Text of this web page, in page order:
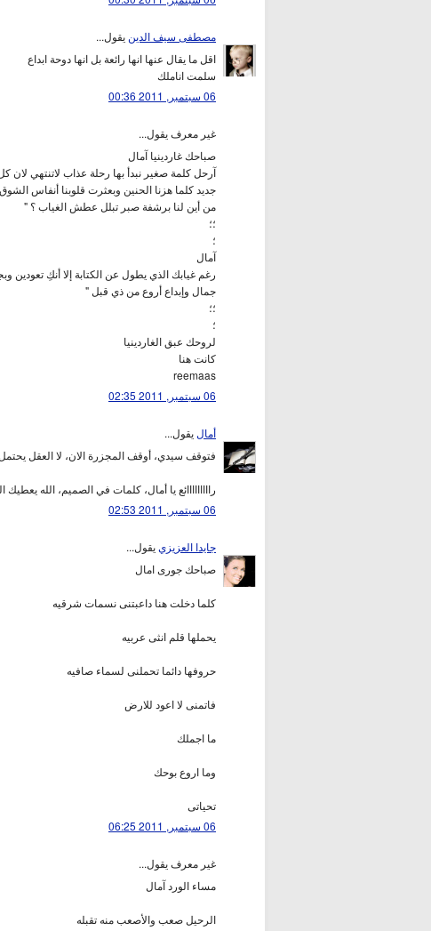
مصطفى سيف الدين يقول...
اقل ما يقال عنها انها رائعة بل انها دوحة ابداع
سلمت اناملك
06 سبتمبر, 2011 00:36
غير معرف يقول...
صباحك غاردينيا آمال
آرحل كلمة صغير نبدأ بها رحلة عذاب لاتنتهي
جديد كلما هزنا الحنين وبعثرت قلوبنا أنفاس
من أين لنا برشفة صبر تبلل عطش الغياب ؟ "
؛؛
؛
آمال
رغم غيابك الذي يطول عن الكتابة إلا أنكِ تعودين
جمال وإبداع أروع من ذي قبل "
؛؛
؛
لروحك عبق الغاردينيا
كانت هنا
reemaas
06 سبتمبر, 2011 02:35
أمال يقول...
فتوقف سيدي، أوقف المجزرة الان، لا العقل
رااااااااائع يا أمال، كلمات في الصميم، الله يعطيك
06 سبتمبر, 2011 02:53
جايدا العزيزييقول...
صباحك جورى امال
كلما دخلت هنا داعبتنى نسمات شرقيه
يحملها قلم انثى عربيه
حروفها دائما تحملنى لسماء صافيه
فاتمنى لا اعود للارض
ما اجملك
وما اروع بوحك
تحياتى
06 سبتمبر, 2011 06:25
غير معرف يقول...
مساء الورد آمال
الرحيل صعب والأصعب منه تقبله